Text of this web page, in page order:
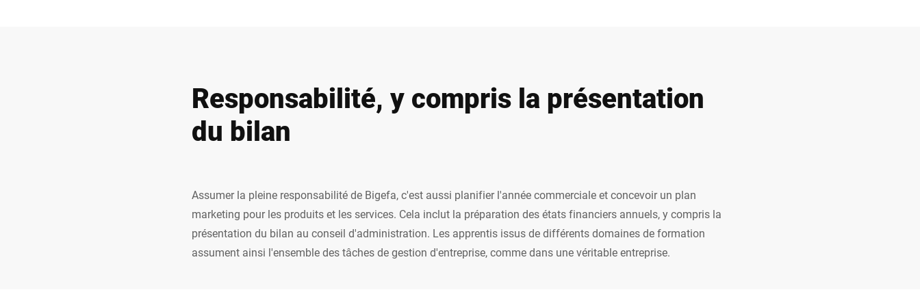
Responsabilité, y compris la présentation
du bilan
Assumer la pleine responsabilité de Bigefa, c'est aussi planifier l'année commerciale et concevoir un plan
marketing pour les produits et les services. Cela inclut la préparation des états financiers annuels, y compris la
présentation du bilan au conseil d'administration. Les apprentis issus de différents domaines de formation
assument ainsi l'ensemble des tâches de gestion d'entreprise, comme dans une véritable entreprise.